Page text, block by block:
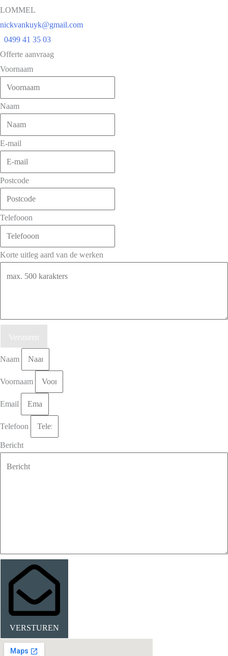
LOMMEL
nickvankuyk@gmail.com
0499 41 35 03
Offerte aanvraag
Voornaam
Naam
E-mail
Postcode
Telefooon
Korte uitleg aard van de werken
Versturen
Naam
Voornaam
Email
Telefoon
Bericht
VERSTUREN